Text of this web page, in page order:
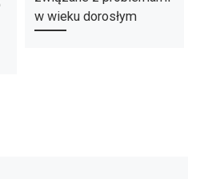
w wieku dorosłym